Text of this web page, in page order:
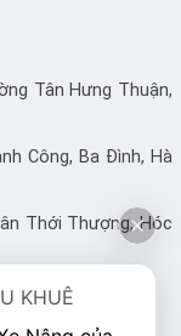
Tân Hưng Thuận,
Công, Ba Đình, Hà
Thới Thượng, Hóc
KHUÊ